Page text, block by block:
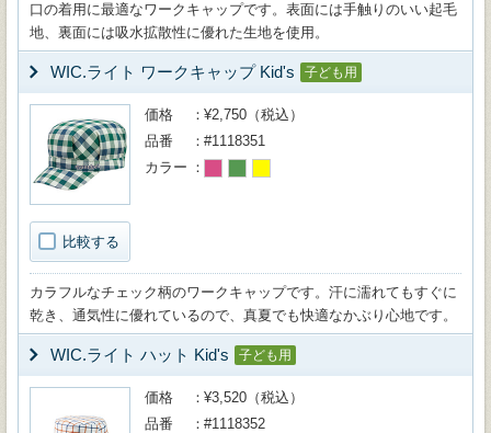
口の着用に最適なワークキャップです。表面には手触りのいい起毛
地、裏面には吸水拡散性に優れた生地を使用。
WIC.ライト ワークキャップ Kid's 子ども用
比較する
価格
¥2,750（税込）
品番
#1118351
カラー
カラフルなチェック柄のワークキャップです。汗に濡れてもすぐに
乾き、通気性に優れているので、真夏でも快適なかぶり心地です。
WIC.ライト ハット Kid's 子ども用
価格
¥3,520（税込）
品番
#1118352